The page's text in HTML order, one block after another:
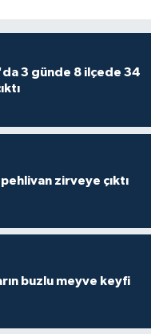
3 günde 8 ilçede 34
zirveye çıktı
buzlu meyve keyfi